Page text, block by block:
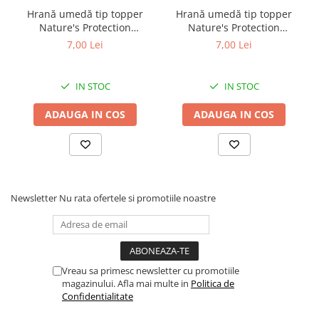
Hrană umedă tip topper
Nature's Protection
Superior Care cu Ton și
eliminarea petelor din jurul
7,00 Lei
IN STOC
ADAUGA IN COS
Hrană umedă tip topper
Nature's Protection
Superior Care cu Ton și
eliminarea petelor din jurul
7,00 Lei
IN STOC
ADAUGA IN COS
Newsletter Nu rata ofertele si promotiile noastre
Vreau sa primesc newsletter cu promotiile
magazinului. Afla mai multe in Politica de
Confidentialitate